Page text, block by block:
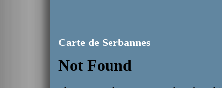
Carte de Serbannes